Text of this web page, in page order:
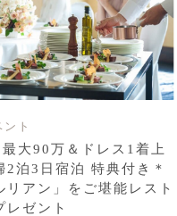
ト
大90万＆ドレス1着上
2泊3日宿泊 特典付き＊
リアン」をご堪能レスト
レゼント